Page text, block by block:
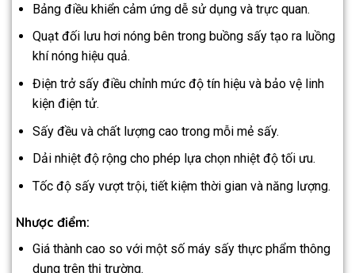
Bảng điều khiển cảm ứng dễ sử dụng và trực quan.
Quạt đối lưu hơi nóng bên trong buồng sấy tạo ra luồng
khí nóng hiệu quả.
Điện trở sấy điều chỉnh mức độ tín hiệu và bảo vệ linh
kiện điện tử.
Sấy đều và chất lượng cao trong mỗi mẻ sấy.
Dải nhiệt độ rộng cho phép lựa chọn nhiệt độ tối ưu.
Tốc độ sấy vượt trội, tiết kiệm thời gian và năng lượng.
Nhược điểm:
Giá thành cao so với một số máy sấy thực phẩm thông
dụng trên thị trường.